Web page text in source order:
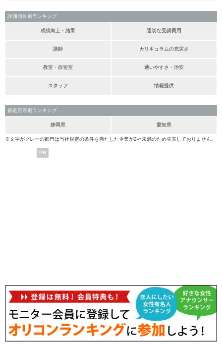
評価項目別ランキング
成績向上・結果 適切な受講費用
講師 カリキュラムの充実さ
教室・自習室 通いやすさ・治安
スタッフ 情報提供
都道府県別ランキング
静岡県 愛知県
※文字がグレーの部門は当社規定の条件を満たした企業が2社未満のため発表しておりません。
PR